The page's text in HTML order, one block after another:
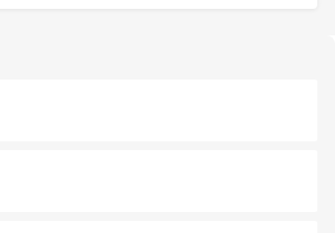
カーズは地元の風情を楽しめる外せないスポット